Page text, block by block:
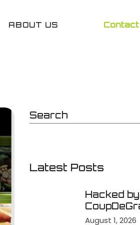
ABOUT US Contact
Latest Posts
Hacked by
August 1, 2026